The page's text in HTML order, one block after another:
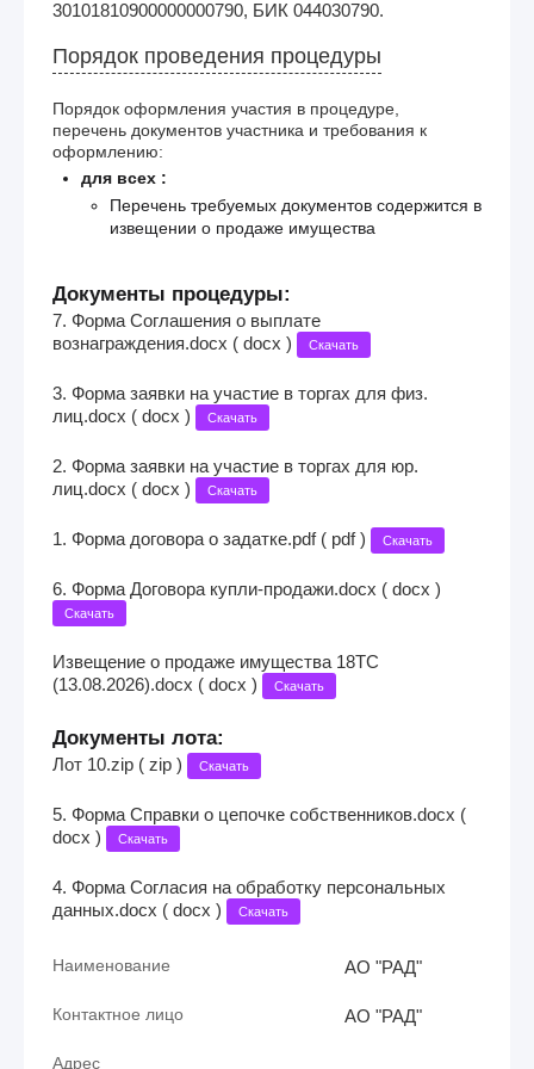
30101810900000000790, БИК 044030790.
Порядок проведения процедуры
Порядок оформления участия в процедуре,
перечень документов участника и требования к
оформлению:
для всех :
Перечень требуемых документов содержится в
извещении о продаже имущества
Документы процедуры:
7. Форма Соглашения о выплате
вознаграждения.docx ( docx )
Скачать
3. Форма заявки на участие в торгах для физ.
лиц.docx ( docx )
Скачать
2. Форма заявки на участие в торгах для юр.
лиц.docx ( docx )
Скачать
1. Форма договора о задатке.pdf ( pdf ) Скачать
6. Форма Договора купли-продажи.docx ( docx )
Скачать
Извещение о продаже имущества 18ТС
(13.08.2026).docx ( docx )
Скачать
Документы лота:
Лот 10.zip ( zip ) Скачать
5. Форма Справки о цепочке собственников.docx (
docx )
Скачать
4. Форма Согласия на обработку персональных
данных.docx ( docx )
Скачать
Наименование АО "РАД"
Контактное лицо АО "РАД"
Адрес